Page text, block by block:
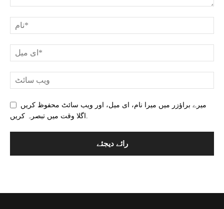
میرے براؤزر میں میرا نام، ای میل، اور ویب سائٹ محفوظ کریں
اگلا وقت میں تبصرہ کریں.